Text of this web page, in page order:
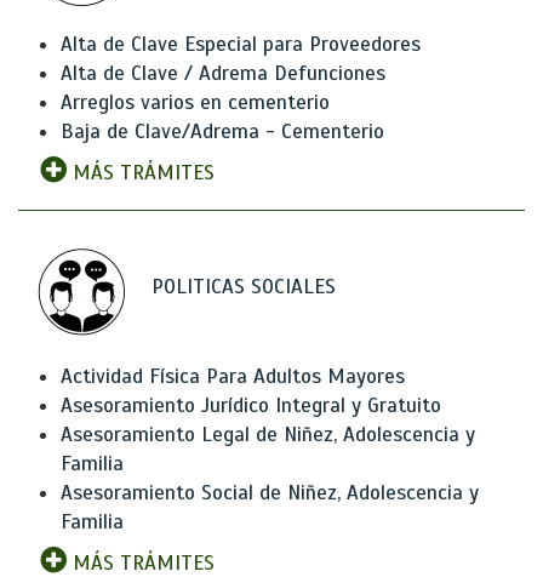
Alta de Clave Especial para Proveedores
Alta de Clave / Adrema Defunciones
Arreglos varios en cementerio
Baja de Clave/Adrema - Cementerio
MÁS TRÁMITES
POLITICAS SOCIALES
Actividad Física Para Adultos Mayores
Asesoramiento Jurídico Integral y Gratuito
Asesoramiento Legal de Niñez, Adolescencia y
Familia
Asesoramiento Social de Niñez, Adolescencia y
Familia
MÁS TRÁMITES